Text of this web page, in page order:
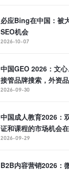
必应Bing在中国：被
SEO机会
2026-10-07
中国GEO 2026：文
接管品牌搜索，外资
2026-09-30
中国成人教育2026：
证和课程的市场机会
2026-09-29
B2B内容营销2026：